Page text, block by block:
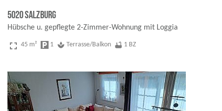
5020 Salzburg
Hübsche u. gepflegte 2-Zimmer-Wohnung mit Loggia
fullscreen 45 m² local_parking 1 spa Terrasse/Balkon bathtub 1 BZ